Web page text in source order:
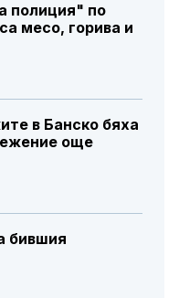
полиция" по
месо, горива и
в Банско бяха
още
бившия